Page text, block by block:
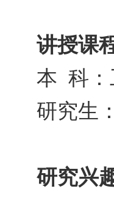
讲授课
本 科：
研究生
研究兴